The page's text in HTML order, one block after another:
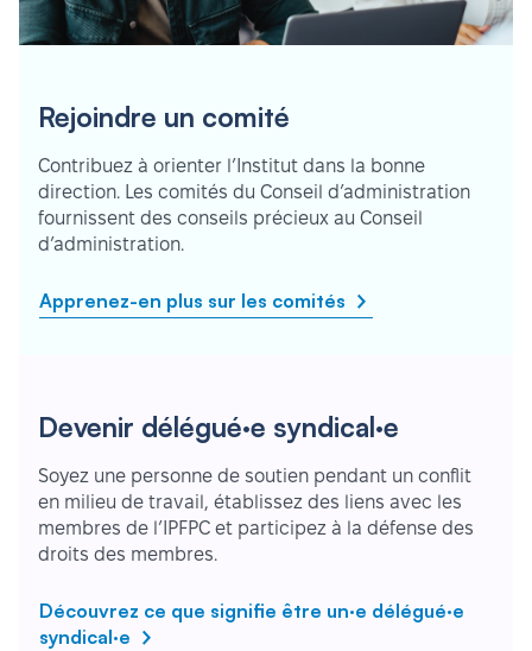
Rejoindre un comité
Contribuez à orienter l’Institut dans la bonne
direction. Les comités du Conseil d’administration
fournissent des conseils précieux au Conseil
d’administration.
Apprenez-en plus sur les comités
Devenir délégué·e syndical·e
Soyez une personne de soutien pendant un conflit
en milieu de travail, établissez des liens avec les
membres de l’IPFPC et participez à la défense des
droits des membres.
Découvrez ce que signifie être un·e délégué·e
syndical·e